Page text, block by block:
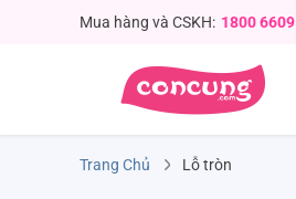
Mua hàng và CSKH: 1800 6609
Trang Chủ Lỗ tròn